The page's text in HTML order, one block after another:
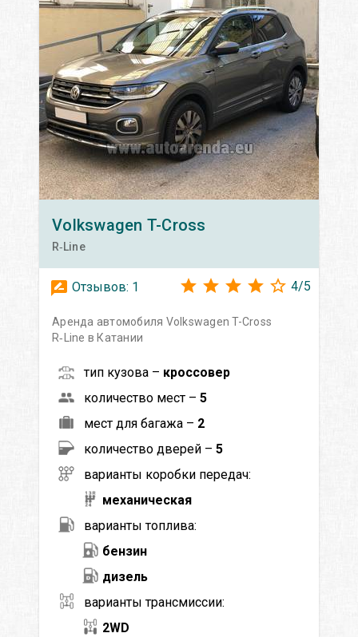
Volkswagen T-Cross
R‑Line
Отзывов: 1 4/5
Аренда автомобиля Volkswagen T-Cross
R‑Line в Катании
тип кузова – кроссовер
количество мест – 5
мест для багажа – 2
количество дверей – 5
варианты коробки передач:
механическая
варианты топлива:
бензин
дизель
варианты трансмиссии:
2WD